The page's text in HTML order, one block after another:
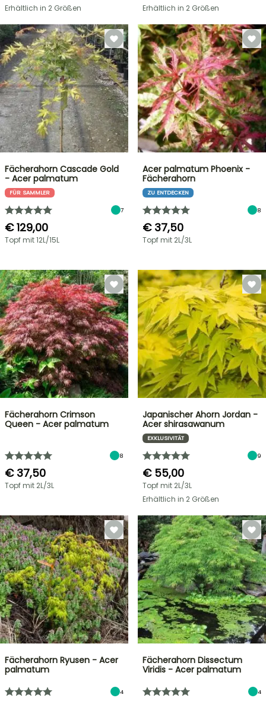
Erhältlich in 2 Größen
Erhältlich in 2 Größen
Fächerahorn Cascade Gold
- Acer palmatum
FÜR SAMMLER
7
€ 129,00
Topf mit 12L/15L
Acer palmatum Phoenix -
Fächerahorn
ZU ENTDECKEN
8
€ 37,50
Topf mit 2L/3L
Fächerahorn Crimson
Queen - Acer palmatum
8
€ 37,50
Topf mit 2L/3L
Japanischer Ahorn Jordan -
Acer shirasawanum
EXKLUSIVITÄT
9
€ 55,00
Topf mit 2L/3L
Erhältlich in 2 Größen
Fächerahorn Ryusen - Acer
palmatum
4
Fächerahorn Dissectum
Viridis - Acer palmatum
4